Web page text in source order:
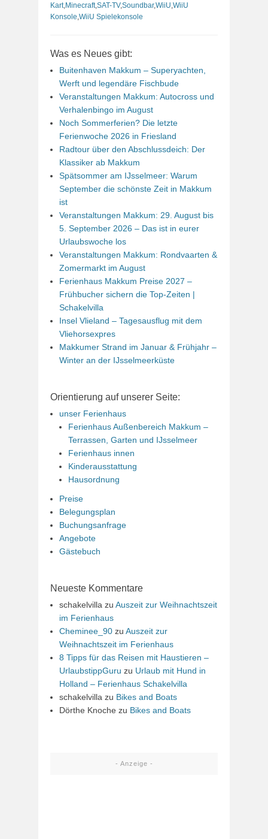
Kart, Minecraft,SAT-TV,Soundbar,WiiU WiiU
Konsole WiiU Spielekonsole
Was es Neues gibt:
Buitenhaven Makkum – Superyachten,
Werft und legendäre Fischbude
Veranstaltungen Makkum: Autocross und
Verhalenbingo im August
Noch Sommerferien? Die letzte
Ferienwoche 2026 in Friesland
Radtour über den Abschlussdeich: Der
Klassiker ab Makkum
Spätsommer am IJsselmeer: Warum
September die schönste Zeit in Makkum
ist
Veranstaltungen Makkum: 29. August bis
5. September 2026 – Das ist in eurer
Urlaubswoche los
Veranstaltungen Makkum: Rondvaarten &
Zomermarkt im August
Ferienhaus Makkum Preise 2027 –
Frühbucher sichern die Top-Zeiten |
Schakelvilla
Insel Vlieland – Tagesausflug mit dem
Vliehorsexpres
Makkumer Strand im Januar & Frühjahr –
Winter an der IJsselmeerküste
Orientierung auf unserer Seite:
unser Ferienhaus
Ferienhaus Außenbereich Makkum –
Terrassen, Garten und IJsselmeer
Ferienhaus innen
Kinderausstattung
Hausordnung
Preise
Belegungsplan
Buchungsanfrage
Angebote
Gästebuch
Neueste Kommentare
schakelvilla zu Auszeit zur Weihnachtszeit
im Ferienhaus
Cheminee_90 zu Auszeit zur
Weihnachtszeit im Ferienhaus
8 Tipps für das Reisen mit Haustieren –
UrlaubstippGuru zu Urlaub mit Hund in
Holland – Ferienhaus Schakelvilla
schakelvilla zu Bikes and Boats
Dörthe Knoche zu Bikes and Boats
- Anzeige -